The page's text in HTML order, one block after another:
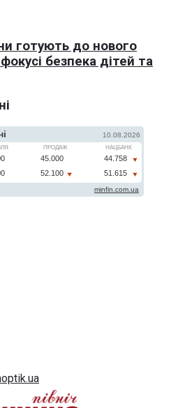
готують до нового
безпека дітей та